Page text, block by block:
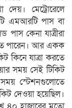
দেয়। মেট্রোরেলে
এমআরটি পাস বা
পাস কেনা যাত্রীরা
পারেন। আর একক
কিনে যাত্রা করতে
সময় সেই টিকিট
সময় স্টেশনগুলোতে
দেওয়া হয়েছিল।